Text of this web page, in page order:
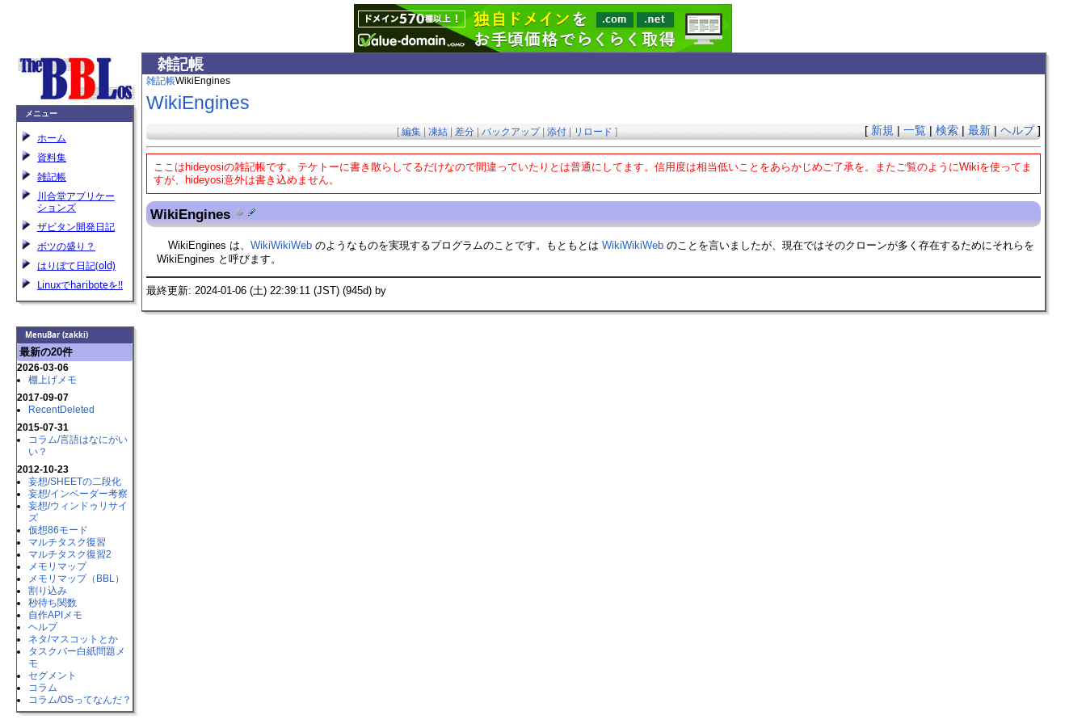
メニュー
ホーム
資料集
雑記帳
川合堂アプリケー
ションズ
ザビタン開発日記
ボツの盛り？
はりぼて日記(old)
Linuxでhariboteを!!
MenuBar (zakki)
最新の20件
2026-03-06
棚上げメモ
2017-09-07
RecentDeleted
2015-07-31
コラム​/言語はなにがい
い？
2012-10-23
妄想​/SHEETの二段化
妄想​/インベーダー考察
妄想​/ウィンドゥリサイ
ズ
仮想86モード
マルチタスク復習
マルチタスク復習2
メモリマップ
メモリマップ（BBL）
割り込み
秒待ち関数
自作APIメモ
ヘルプ
ネタ​/マスコットとか
タスクバー白紙問題メ
モ
セグメント
コラム
コラム​/OSってなんだ？
雑記帳
雑記帳WikiEngines
WikiEngines
[ 新規 | 一覧 | 検索 | 最新 | ヘルプ]
[ 編集 凍結 差分 バックアップ| 添付 リロード ]
ここはhideyosiの雑記帳です。テケトーに書き散らしてるだけなので間違っていたりとは普通にしてます。信用度は相当低いことをあらかじめご了承を。またご覧のようにWikiを使ってま
すが、hideyosi意外は書き込めません。
WikiEngines
WikiEngines は、 WikiWikiWebのようなものを実現するプログラムのことです。もともとは WikiWikiWebのことを言いましたが、現在ではそのクローンが多く存在するためにそれらを
WikiEngines と呼びます。
最終更新: 2024-01-06 (土) 22:39:11 (JST) (945d) by